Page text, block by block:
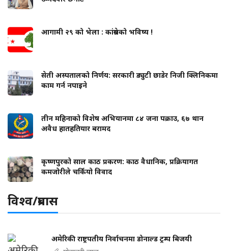
आगामी २९ को भेला : कांग्रेसको भविष्य !
सेती अस्पतालको निर्णय: सरकारी ड्युटी छाडेर निजी क्लिनिकमा
काम गर्न नपाइने
तीन महिनाको विशेष अभियानमा ८४ जना पक्राउ, ६७ थान
अवैध हातहतियार बरामद
कृष्णपुरको साल काठ प्रकरण: काठ वैधानिक, प्रक्रियागत
कमजोरीले चर्कियो विवाद
विश्व/प्रबास
अमेरिकी राष्ट्रपतीय निर्वाचनमा डोनाल्ड ट्रम्प बिजयी